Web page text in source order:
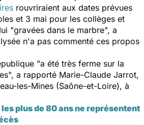
rouvriraient aux dates prévues
et 3 mai pour les collèges et
"gravées dans le marbre", a
n'a pas commenté ces propos
"a été très ferme sur la
a rapporté Marie-Claude Jarrot,
les-Mines (Saône-et-Loire), à
plus de 80 ans ne représentent